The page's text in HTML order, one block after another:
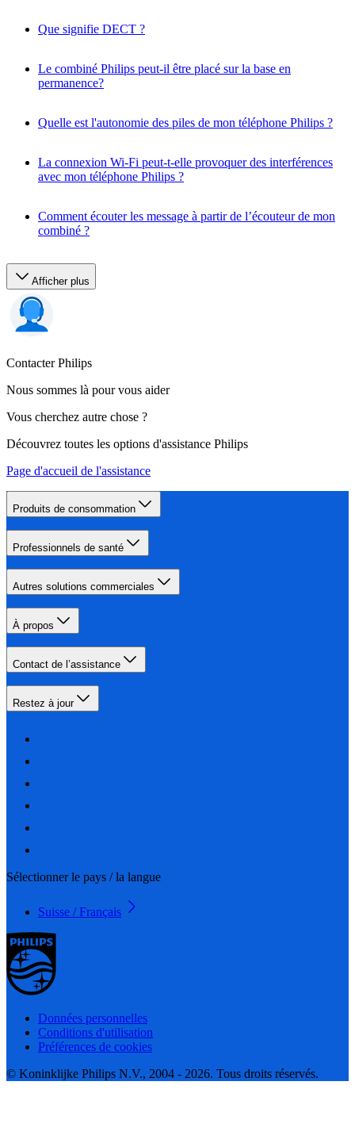
Que signifie DECT ?
Le combiné Philips peut-il être placé sur la base en
permanence?
Quelle est l'autonomie des piles de mon téléphone Philips ?
La connexion Wi-Fi peut-t-elle provoquer des interférences
avec mon téléphone Philips ?
Comment écouter les message à partir de l’écouteur de mon
combiné ?
Afficher plus
Contacter Philips
Nous sommes là pour vous aider
Vous cherchez autre chose ?
Découvrez toutes les options d'assistance Philips
Page d'accueil de l'assistance
Produits de consommation
Professionnels de santé
Autres solutions commerciales
À propos
Contact de l’assistance
Restez à jour
Sélectionner le pays / la langue
Suisse / Français
Données personnelles
Conditions d'utilisation
Préférences de cookies
© Koninklijke Philips N.V., 2004 - 2026. Tous droits réservés.